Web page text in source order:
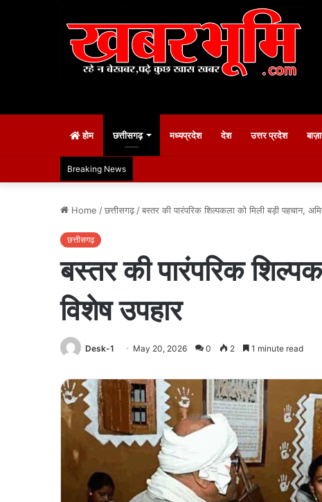
होम छत्तीसगढ़ मध्यप्रदेश देश उत्तर प्रदेश
Breaking News
Home /छत्तीसगढ़ /बस्तर की पारंपरिक शिल्पकला को मिली बड़ी पहचान,
छत्तीसगढ़
बस्तर की पारंपरिक
विशेष उपहार
Desk-1 May 20, 2026 0 2 1 minute read